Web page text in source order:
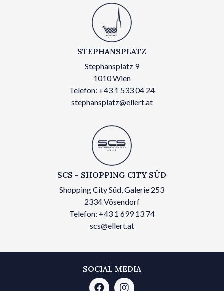
STEPHANSPLATZ
Stephansplatz 9
1010 Wien
Telefon: +43 1 533 04 24
stephansplatz@ellert.at
SCS - SHOPPING CITY SÜD
Shopping City Süd, Galerie 253
2334 Vösendorf
Telefon: +43 1 699 13 74
scs@ellert.at
SOCIAL MEDIA